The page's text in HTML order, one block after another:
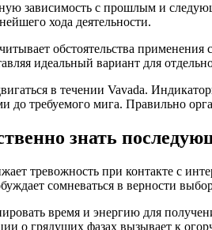
зависимость с прошлым и
хода деятельности.
обстоятельства применения
идеальный вариант для
в течении Vavada.
до требуемого мига. Правильно
знать
тревожность при контакте с
сомневаться в верности
время и энергию для
о грядущих фазах вызывает к